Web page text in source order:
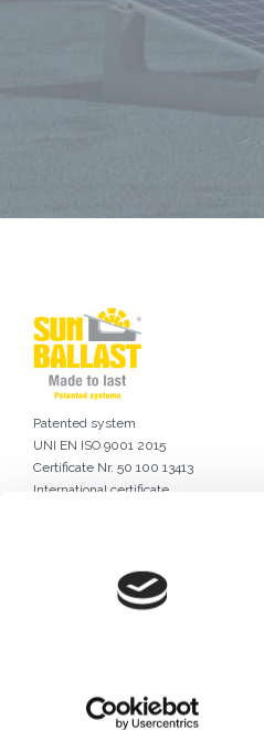
Patented system
UNI EN ISO 9001 2015
Certificate Nr. 50 100 13413
International certificate